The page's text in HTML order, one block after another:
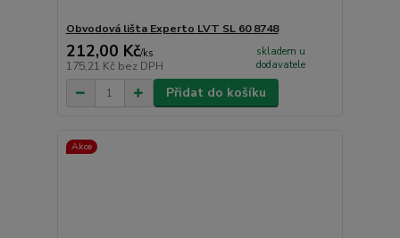
Obvodová lišta Experto LVT SL 60 8748
212,00 Kč/ks
175,21 Kč bez DPH
skladem u
dodavatele
Přidat do košíku
Akce